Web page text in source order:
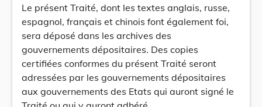
Le présent Traité, dont les textes anglais, russe,
espagnol, français et chinois font également foi,
sera déposé dans les archives des
gouvernements dépositaires. Des copies
certifiées conformes du présent Traité seront
adressées par les gouvernements dépositaires
aux gouvernements des Etats qui auront signé le